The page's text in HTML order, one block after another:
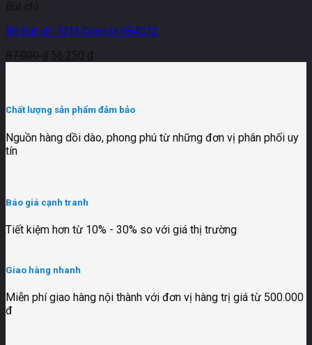
Bút chì
Bộ bút chì 12M Crayola 684012
87.000₫ 56.250 ₫
Chất lượng sản phẩm đảm bảo
Nguồn hàng dồi dào, phong phú từ những đơn vị phân phối uy
tín
Báo giá cạnh tranh
Tiết kiệm hơn từ 10% - 30% so với giá thị trường
Giao hàng nhanh
Miễn phí giao hàng nội thành với đơn vị hàng trị giá từ 500.000
đ